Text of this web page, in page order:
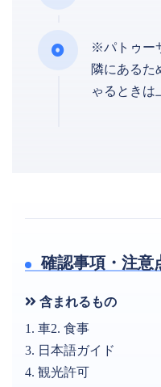
※パトゥー
隣にあるた
ゃるときは
確認事項・注意
含まれるもの
1. 車2. 食事
3. 日本語ガイド
4. 観光許可